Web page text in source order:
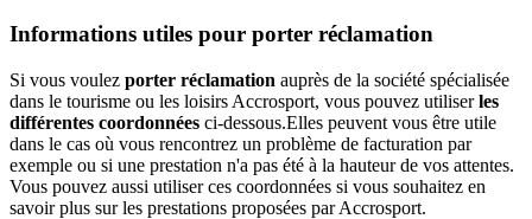
Informations utiles pour porter réclamation
Si vous voulez porter réclamation auprès de la société spécialisée
dans le tourisme ou les loisirs Accrosport, vous pouvez utiliserles
différentes coordonnées ci-dessous.Elles peuvent vous être utile
dans le cas où vous rencontrez un problème de facturation par
exemple ou si une prestation n'a pas été à la hauteur de vos attentes.
Vous pouvez aussi utiliser ces coordonnées si vous souhaitez en
savoir plus sur les prestations proposées par Accrosport.